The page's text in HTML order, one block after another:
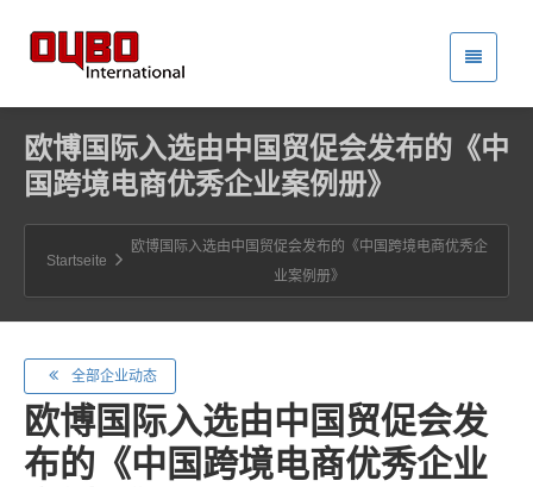
欧博国际入选由中国贸促会发布的《中
国跨境电商优秀企业案例册》
Startseite
欧博国际入选由中国贸促会发布的《中国跨境电商优秀企
业案例册》
全部企业动态
欧博国际入选由中国贸促会发
布的《中国跨境电商优秀企业